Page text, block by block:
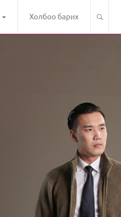
Холбоо барих